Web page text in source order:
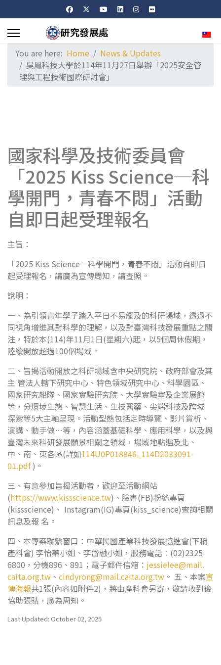
You are here: Home
News & Updates
吳鳳科技大學於114年11月27日舉辦「2025安全管
理與工程技術國際研討會」
國家科學及技術委員會
「2025 Kiss Science─科
學開門，青春不悶」活動
自即日起受理報名
主旨：
「2025 Kiss Science─科學開門，青春不悶」活動自即日
起受理報名，請廣為宣傳周知，請查照。
說明：
一、為引領青年學子踏入平日不易觸及的科研場域，透過不
同視角增進其對科學的理解，以及對臺灣科技發展重點之關
注，特於本(114)年11月1日(星期六)起，以5個周休假期，
陸續開放超過100個場域。
二、旨揭活動開放之科研場域含中央研究院、政府部會及其
主 管法人轄下研究中心、特色領域研究中心、科學園區、
國家研究船隊、國家實驗研究院、大學實驗室及企業展館
等，分環境生態、智慧生活、生技醫藥、尖端科技及跨域
探索等5大主軸呈現。活動型態包括定時導覽、影片賞析、
演講、動手做…等，內容涵蓋基礎科學、應用科學，以及與
臺灣未來科研發展願景相關之領域，場域地點遍及北、
中、南、東各區(詳如114U0P018846_114D2033091-
01.pdf)。
三、有意參加旨揭活動者，歡迎至活動網站
(https://www.kissscience.tw)、臉書(FB)粉絲專頁
(kissscience)、 Instagram(IG)專頁(kiss_science)查詢相關
訊息及報 名。
四、本專案聯繫窗口：中華民國產業科技發展協進會(下稱
產科會) 李怡蓁小姐、李岱融小姐，服務電話：(02)2325
6800，分機896、891；電子郵件信箱： jessielee@mail.
caita.org.tw 、 cindyrong@mail.caita.org.tw 。 五、本案宣
傳海報共1張(內容如附件2)，將由產科會另寄，敬請收到後
協助張貼，廣為周知。
Last Updated: October 02, 2025